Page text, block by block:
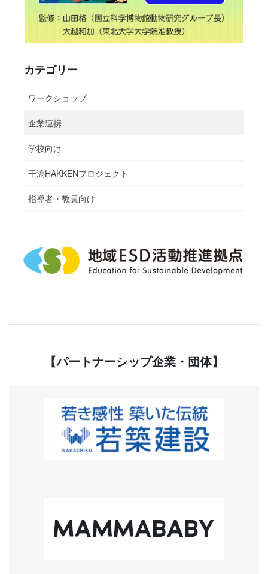
カテゴリー
ワークショップ
企業連携
学校向け
干潟HAKKENプロジェクト
指導者・教員向け
【パートナーシップ企業・団体】